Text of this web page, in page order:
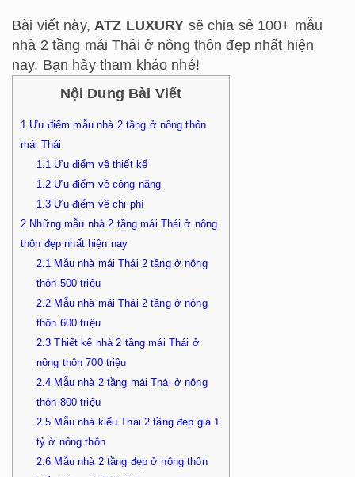
Bài viết này, ATZ LUXURY sẽ chia sẻ 100+ mẫu
nhà 2 tầng mái Thái ở nông thôn đẹp nhất hiện
nay. Bạn hãy tham khảo nhé!
Nội Dung Bài Viết
1 Ưu điểm mẫu nhà 2 tầng ở nông thôn
mái Thái
1.1 Ưu điểm về thiết kế
1.2 Ưu điểm về công năng
1.3 Ưu điểm về chi phí
2 Những mẫu nhà 2 tầng mái Thái ở nông
thôn đẹp nhất hiện nay
2.1 Mẫu nhà mái Thái 2 tầng ở nông
thôn 500 triệu
2.2 Mẫu nhà mái Thái 2 tầng ở nông
thôn 600 triệu
2.3 Thiết kế nhà 2 tầng mái Thái ở
nông thôn 700 triệu
2.4 Mẫu nhà 2 tầng mái Thái ở nông
thôn 800 triệu
2.5 Mẫu nhà kiểu Thái 2 tầng đẹp giá 1
tỷ ở nông thôn
2.6 Mẫu nhà 2 tầng đẹp ở nông thôn